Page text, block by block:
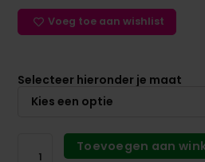
Voeg toe aan wishlist
Selecteer hieronder je maat
Toevoegen aan